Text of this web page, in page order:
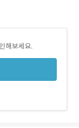
해보세요.